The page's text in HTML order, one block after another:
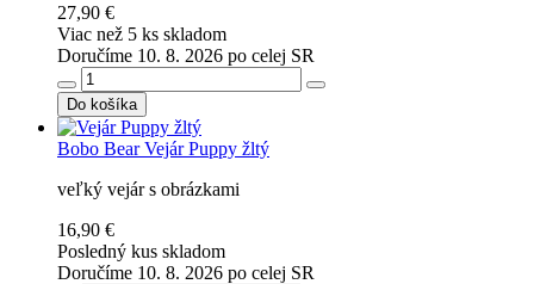
27,90 €
Viac než 5 ks skladom
Doručíme 10. 8. 2026 po celej SR
Do košíka
Bobo Bear Vejár Puppy žltý
veľký vejár s obrázkami
16,90 €
Posledný kus skladom
Doručíme 10. 8. 2026 po celej SR